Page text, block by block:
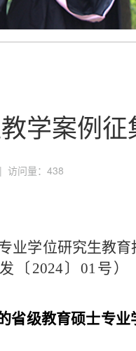
学案例
问量： 438
业学位研究生教
〔2024〕01号
省级教育硕士专业